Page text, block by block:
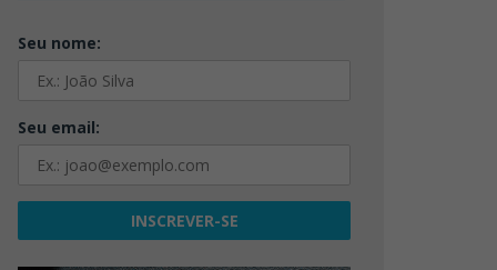
Seu nome:
Seu email: